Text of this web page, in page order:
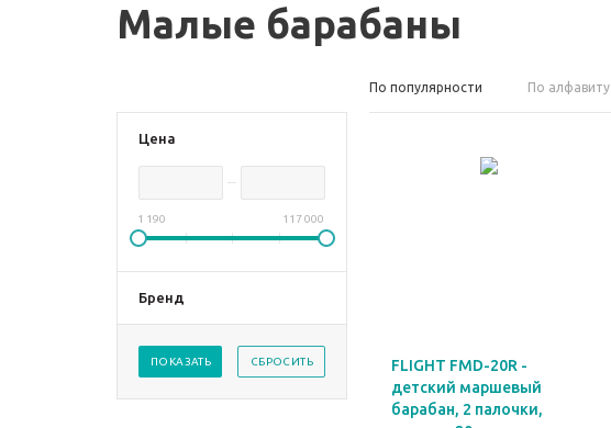
Малые барабаны
Цена
1 190 117 000
Бренд
ПОКАЗАТЬ СБРОСИТЬ
По популярности По алфавиту
FLIGHT FMD-20R -
детский маршевый
барабан, 2 палочки,